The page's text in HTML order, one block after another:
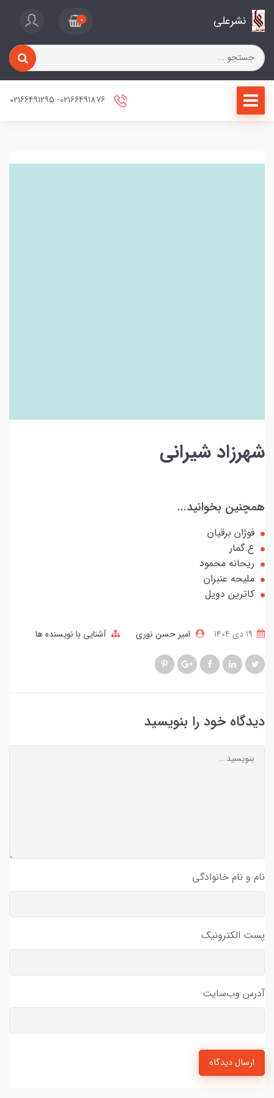
نشرعلی 0
شهرزاد شیرانی
همچنین بخوانید...
فوژان برقیان
ع.گمار
ریحانه محمود
ملیحه عنبران
کاترین دویل
امیر حسن نوری آشنایی با نویسنده ها
دیدگاه خود را بنویسید
نام و نام خانوادگی
پست الکترونیک
آدرس وب‌سایت
ارسال دیدگاه